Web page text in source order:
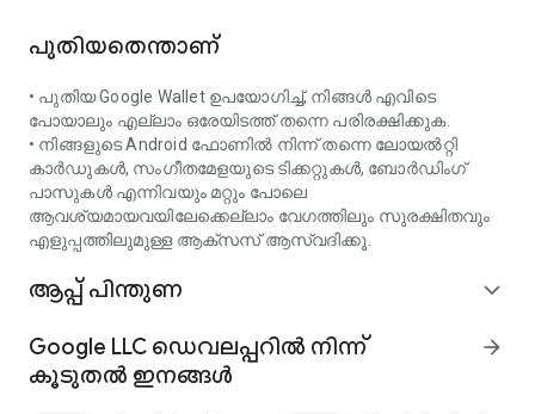
പുതിയതെന്താണ്
• പുതിയ Google Wallet ഉപയോഗിച്ച്, നിങ്ങൾ എവിടെ
പോയാലും എല്ലാം ഒരേയിടത്ത് തന്നെ പരിരക്ഷിക്കുക.
• നിങ്ങളുടെ Android ഫോണിൽ നിന്ന് തന്നെ ലോയൽറ്റി
കാർഡുകൾ, സംഗീതമേളയുടെ ടിക്കറ്റുകൾ, ബോർഡിംഗ്
പാസുകൾ എന്നിവയും മറ്റും പോലെ
ആവശ്യമായവയിലേക്കെല്ലാം വേഗത്തിലും സുരക്ഷിതവും
എളുപ്പത്തിലുമുള്ള ആക്‌സസ് ആസ്വദിക്കൂ.
ആപ്പ് പിന്തുണ expand_more
Google LLC ഡെവലപ്പറിൽ നിന്ന്
കൂടുതൽ ഇനങ്ങൾ
arrow_forward